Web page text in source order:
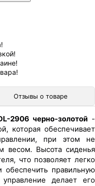
Отзывы о товаре
2906 черно-золотой -
которая обеспечивает
при этом не
весом. Высота сиденья
что позволяет легко
обеспечить правильную
делает его